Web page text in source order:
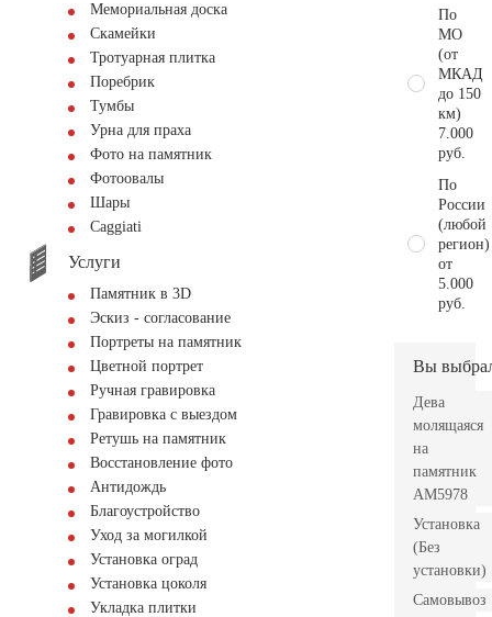
Мемориальная доска
Скамейки
Тротуарная плитка
Поребрик
Тумбы
Урна для праха
Фото на памятник
Фотоовалы
Шары
Сaggiati
Услуги
Памятник в 3D
Эскиз - согласование
Портреты на памятник
Цветной портрет
Ручная гравировка
Гравировка с выездом
Ретушь на памятник
Восстановление фото
Антидождь
Благоустройство
Уход за могилкой
Установка оград
Установка цоколя
Укладка плитки
По
МО
(от
МКАД
до 150
км)
7.000
руб.
По
России
(любой
регион)
от
5.000
руб.
Вы
Дева
молящаяся
на
памятник
AM5978
Установка
(Без
установки)
Самовывоз